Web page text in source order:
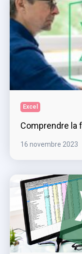
Excel
Comprendre la
16 novembre 2023